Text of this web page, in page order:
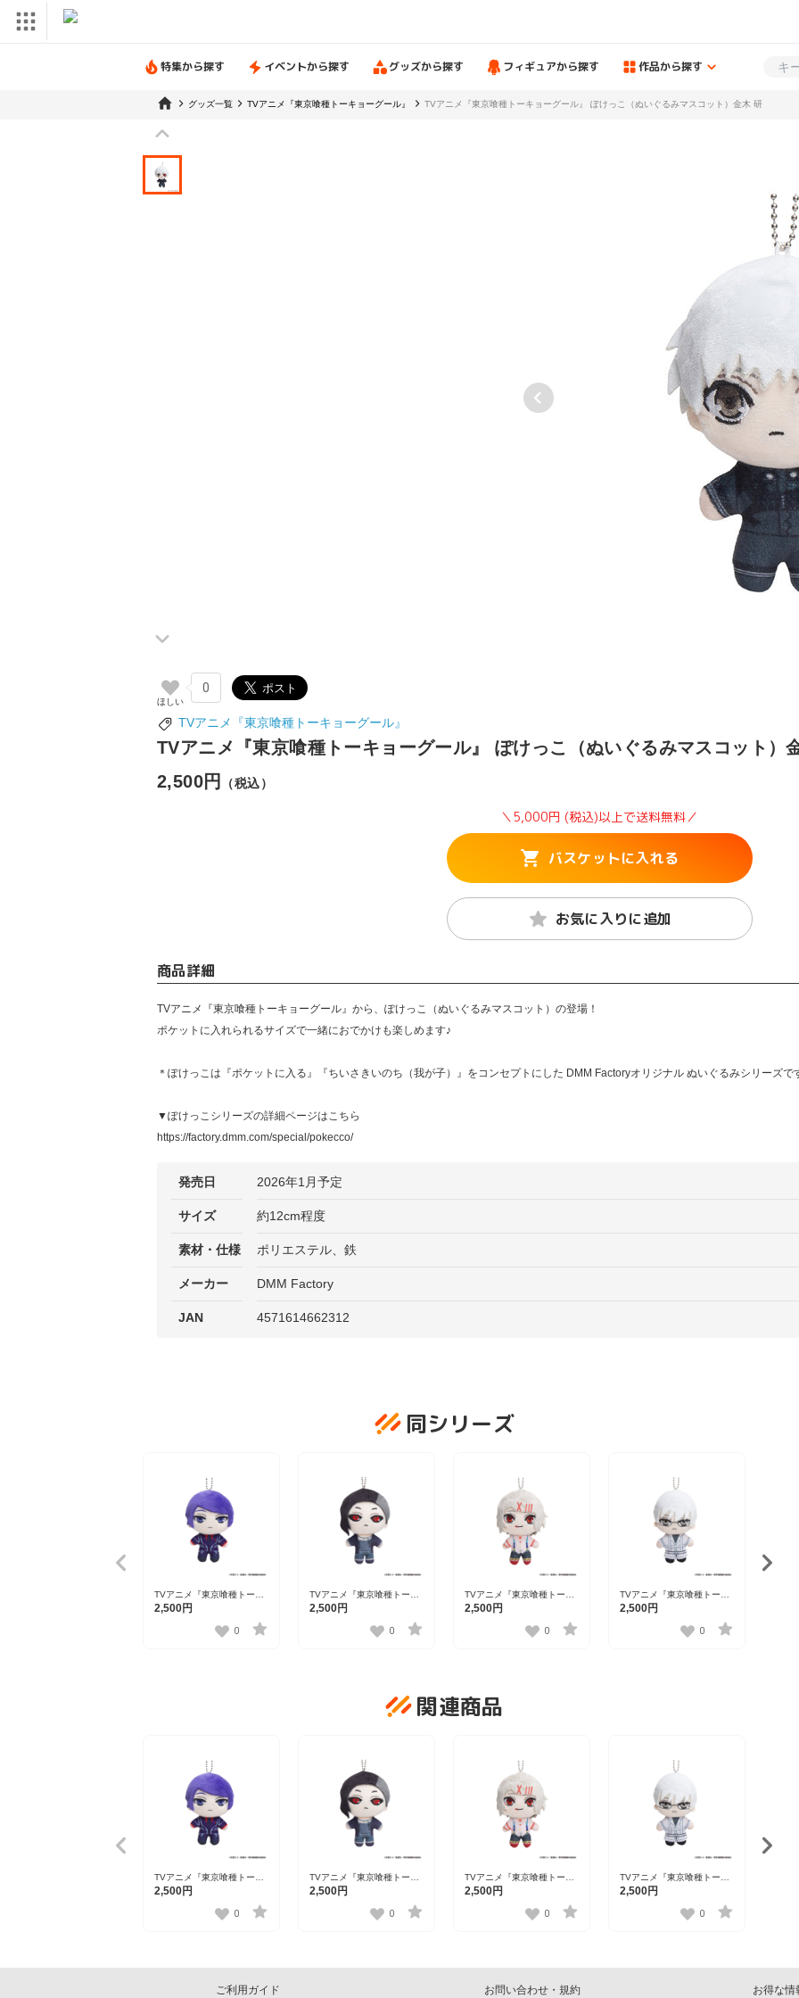
特集から探す イベントから探す グッズから探す フィギュアから探す 作品から探す
グッズ一覧 TVアニメ『東京喰種トーキョーグール』 TVアニメ『東京喰種トーキョーグール』 ぽけっこ（ぬいぐるみマスコット）金木 研
0
TVアニメ『東京喰種トーキョーグール』
TVアニメ『東京喰種トーキョーグール』 ぽけっこ（ぬいぐるみマスコット）
2,500円
（税込）
＼5,000円 (税込)以上で送料無料／
バスケットに入れる
お気に入りに追加
商品詳細
TVアニメ『東京喰種トーキョーグール』から、ぽけっこ（ぬいぐるみマスコット）の登場！
ポケットに入れられるサイズで一緒におでかけも楽しめます♪
＊ぽけっこは『ポケットに入る』『ちいさきいのち（我が子）』をコンセプトにした DMM Factoryオリジナル ぬいぐるみシリーズで
▼ぽけっこシリーズの詳細ページはこちら
https://factory.dmm.com/special/pokecco/
発売日 2026年1月予定
サイズ 約12cm程度
素材・仕様 ポリエステル、鉄
メーカー DMM Factory
JAN 4571614662312
同シリーズ
TVアニメ『東京喰種トーキ
ョーグール』 ぽけっこ（ぬ
2,500円
0
TVアニメ『東京喰種トーキ
ョーグール』 ぽけっこ（ぬ
2,500円
0
TVアニメ『東京喰種トーキ
ョーグール』 ぽけっこ（ぬ
2,500円
0
TVアニメ『東京喰種トーキ
ョーグール』 ぽけっこ（ぬ
2,500円
0
関連商品
TVアニメ『東京喰種トーキ
ョーグール』 ぽけっこ（ぬ
2,500円
0
TVアニメ『東京喰種トーキ
ョーグール』 ぽけっこ（ぬ
2,500円
0
TVアニメ『東京喰種トーキ
ョーグール』 ぽけっこ（ぬ
2,500円
0
TVアニメ『東京喰種トーキ
ョーグール』 ぽけっこ（ぬ
2,500円
0
ご利用ガイド お問い合わせ・規約 お得な情